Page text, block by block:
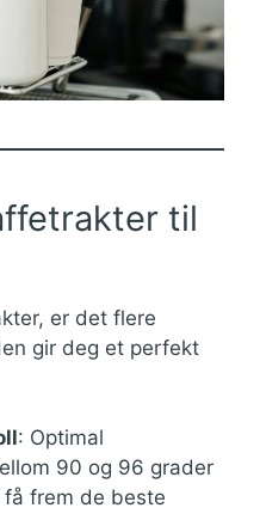
til
er det flere
gir deg et perfekt
: Optimal
90 og 96 grader
frem de beste